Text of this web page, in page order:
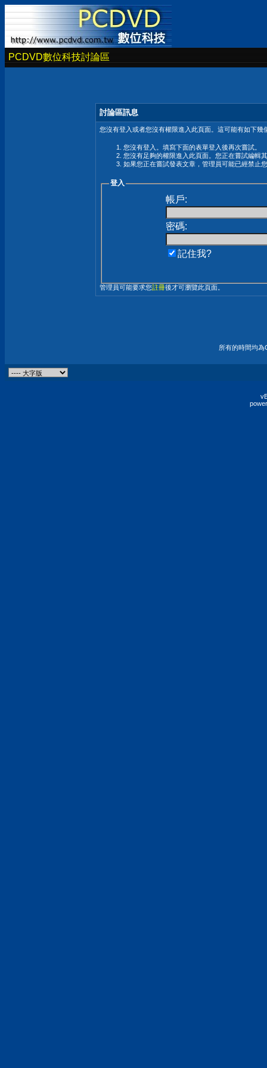
PCDVD數位科技討論區
討論區訊息
您沒有登入或者您沒有權限進入此頁面。這可能有如下幾
您沒有登入。填寫下面的表單登入後再次嘗試。
您沒有足夠的權限進入此頁面。您正在嘗試編輯
如果您正在嘗試發表文章，管理員可能已經禁止
登入
帳戶:
密碼:
記住我?
管理員可能要求您註冊後才可瀏覽此頁面。
所有的時間均為